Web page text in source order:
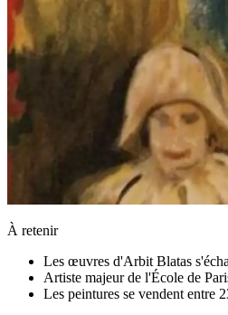
À retenir
Les œuvres d'Arbit Blatas
Artiste majeur de l'École de
Les peintures se vendent entre